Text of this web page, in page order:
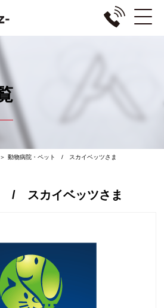
＞ 動物病院・ペット / スカイベッツさま
/ スカイベッツさま